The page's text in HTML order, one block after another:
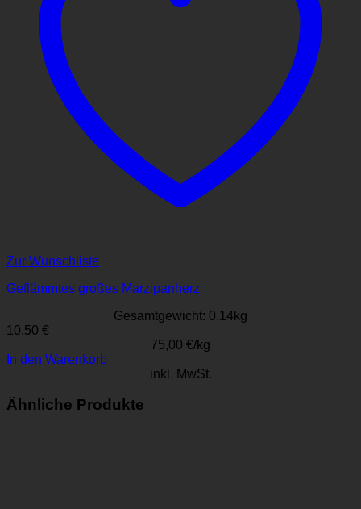
Zur Wunschliste
Geflämmtes großes Marzipanherz
Gesamtgewicht: 0,14 kg
10,50 €
75,00 €/kg
In den Warenkorb
inkl. MwSt.
Ähnliche Produkte